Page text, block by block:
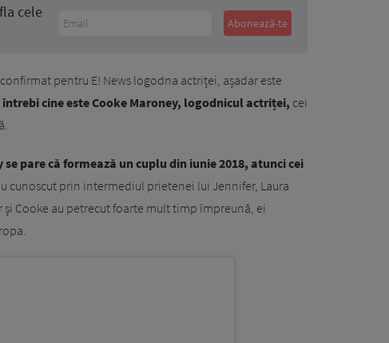
cele
pentru E! News logodna actriței, așadar este
cine este Cooke Maroney, logodnicul actriței, cei
pare că formează un cuplu din iunie 2018, atunci cei
cunoscut prin intermediul prietenei lui Jennifer, Laura
Cooke au petrecut foarte mult timp împreună, ei